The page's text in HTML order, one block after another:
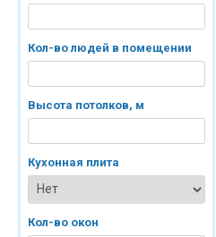
Кол-во людей в помещении
Высота потолков, м
Кухонная плита
Кол-во окон